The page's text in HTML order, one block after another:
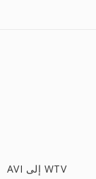
AVI إلى WTV